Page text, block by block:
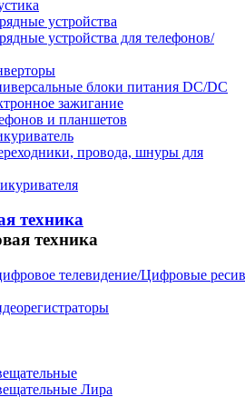
устройства
устройства для телефонов/
блоки питания DC/DC
зажигание
и планшетов
провода, шнуры для
техника
телевидение/Цифровые
Лира